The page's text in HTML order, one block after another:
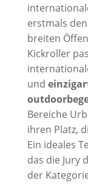
erstmals den
breiten
Kickroller
und
Bereiche
ihren Platz,
Ein ideales
das die Jury
der